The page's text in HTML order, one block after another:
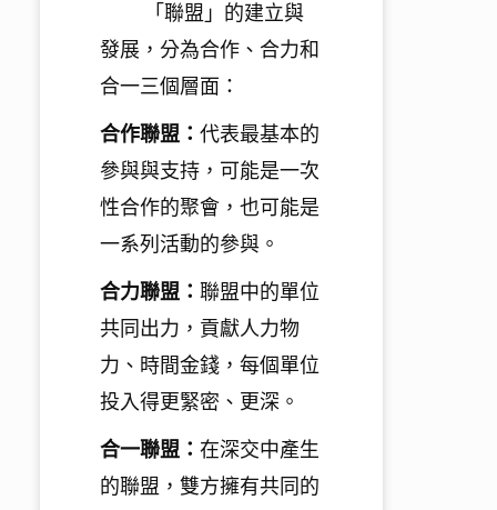
「聯盟」的建立與
發展，分為合作、合力和
合一三個層面：
合作聯盟： 代表最基本的
參與與支持，可能是一次
性合作的聚會， 也可能是
一系列活動的參與。
合力聯盟： 聯盟中的單位
共同出力，貢獻人力物
力、時間金錢， 每個單位
投入得更緊密、更深。
合一聯盟： 在深交中產生
的聯盟，雙方擁有共同的